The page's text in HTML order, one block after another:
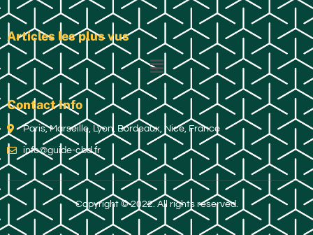
Articles les plus vus
Contact Info
Paris, Marseille, Lyon, Bordeaux, Nice, France
info@guide-cbd.fr
Copyright © 2022. All rights reserved.